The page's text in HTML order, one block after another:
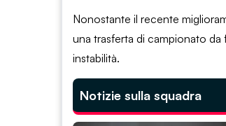
Nonostante il recente
una trasferta di campionato
instabilità.
Notizie sulla squadra